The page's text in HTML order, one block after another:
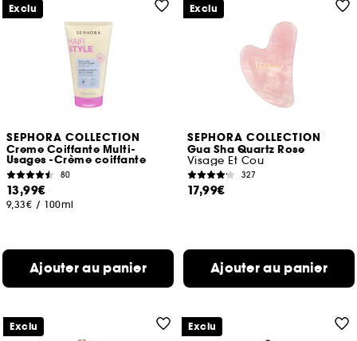
SEPHORA COLLECTION
Creme Coiffante Multi-
Usages -Crème coiffante
80
13,99€
9,33€ / 100ml
Ajouter au panier
Exclu
SEPHORA COLLECTION
Gua Sha Quartz Rose
Visage Et Cou
327
17,99€
Ajouter au panier
Exclu
Exclu Exclu